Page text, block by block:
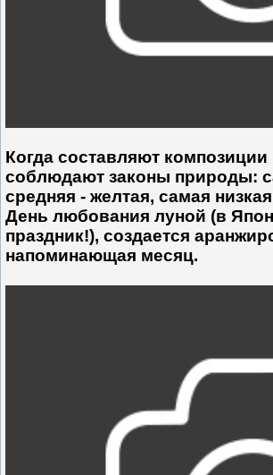
Когда составляют композиции
соблюдают законы природы:
средняя - желтая, самая
День любования луной (в
праздник!), создается
напоминающая месяц.